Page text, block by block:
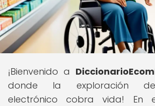
¡Bienvenido a
donde la exploración
electrónico cobra vida! En